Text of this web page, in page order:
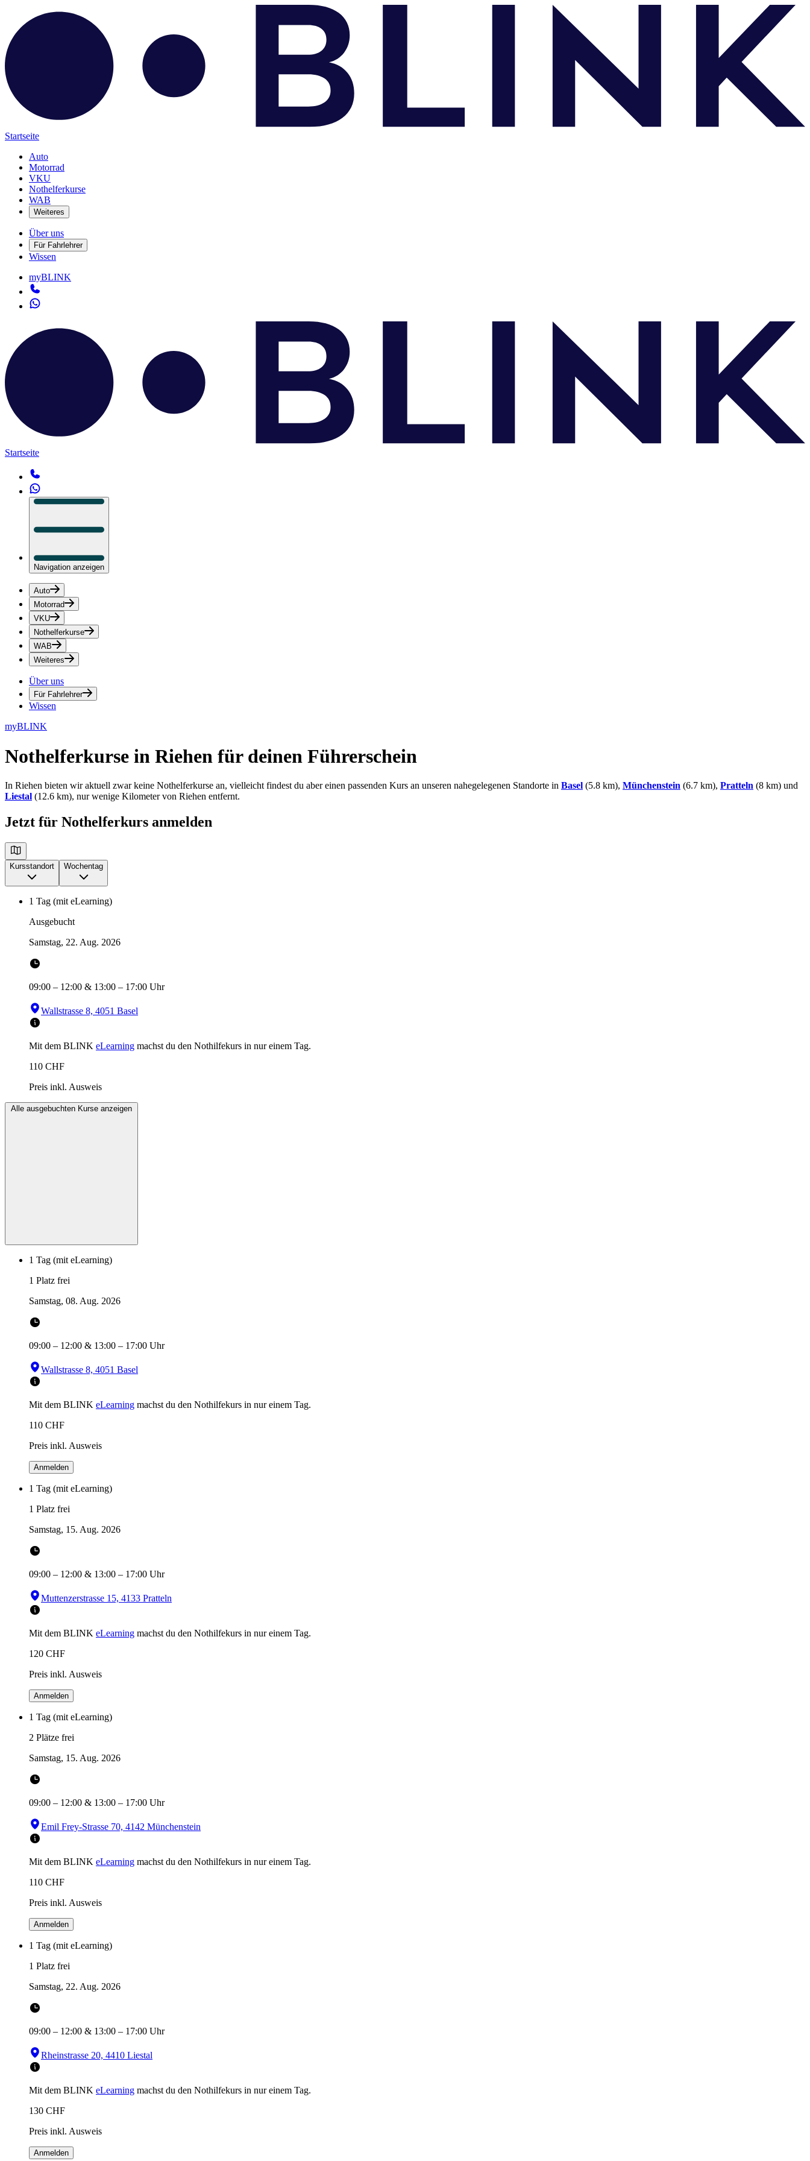
Startseite
Auto
Motorrad
VKU
Nothelferkurse
WAB
Weiteres
Über uns
Für Fahrlehrer
Wissen
myBLINK
Startseite
Navigation anzeigen
Auto
Motorrad
VKU
Nothelferkurse
WAB
Weiteres
Über uns
Für Fahrlehrer
Wissen
myBLINK
Nothelferkurse in Riehen für deinen Führerschein
In Riehen bieten wir aktuell zwar keine Nothelferkurse an, vielleicht findest du aber einen passenden Kurs an unseren nahegelegenen Standorte in Basel (5.8 km), Münchenstein (6.7 km), Pratteln (8 km) und
Liestal (12.6 km), nur wenige Kilometer von Riehen entfernt.
Jetzt für Nothelferkurs anmelden
Kursstandort Wochentag
1 Tag (mit eLearning)
Ausgebucht
Samstag, 22. Aug. 2026
09:00 – 12:00 & 13:00 – 17:00 Uhr
Wallstrasse 8, 4051 Basel
Mit dem BLINK eLearning machst du den Nothilfekurs in nur einem Tag.
110 CHF
Preis inkl. Ausweis
Alle ausgebuchten Kurse anzeigen
1 Tag (mit eLearning)
1 Platz frei
Samstag, 08. Aug. 2026
09:00 – 12:00 & 13:00 – 17:00 Uhr
Wallstrasse 8, 4051 Basel
Mit dem BLINK eLearning machst du den Nothilfekurs in nur einem Tag.
110 CHF
Preis inkl. Ausweis
Anmelden
1 Tag (mit eLearning)
1 Platz frei
Samstag, 15. Aug. 2026
09:00 – 12:00 & 13:00 – 17:00 Uhr
Muttenzerstrasse 15, 4133 Pratteln
Mit dem BLINK eLearning machst du den Nothilfekurs in nur einem Tag.
120 CHF
Preis inkl. Ausweis
Anmelden
1 Tag (mit eLearning)
2 Plätze frei
Samstag, 15. Aug. 2026
09:00 – 12:00 & 13:00 – 17:00 Uhr
Emil Frey-Strasse 70, 4142 Münchenstein
Mit dem BLINK eLearning machst du den Nothilfekurs in nur einem Tag.
110 CHF
Preis inkl. Ausweis
Anmelden
1 Tag (mit eLearning)
1 Platz frei
Samstag, 22. Aug. 2026
09:00 – 12:00 & 13:00 – 17:00 Uhr
Rheinstrasse 20, 4410 Liestal
Mit dem BLINK eLearning machst du den Nothilfekurs in nur einem Tag.
130 CHF
Preis inkl. Ausweis
Anmelden